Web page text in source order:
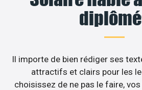
Il importe de bien rédiger ses
attractifs et clairs pour les
choisissez de ne pas le faire,